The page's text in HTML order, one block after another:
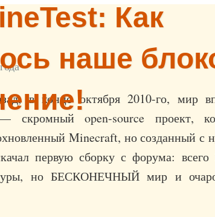
Как
наше
в конце октября 2010-го, мир
open-source проект,
Minecraft, но созданный с
первую сборку с форума:
но БЕСКОНЕЧНЫЙ мир и